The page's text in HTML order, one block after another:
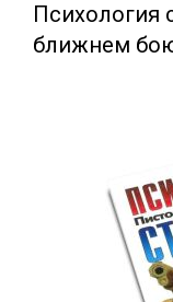
Психология
ближнем